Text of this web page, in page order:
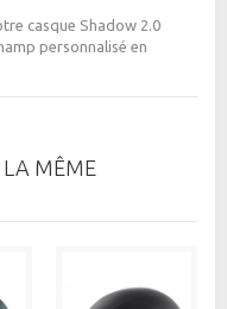
casque Shadow 2.0
personnalisé en
LA MÊME